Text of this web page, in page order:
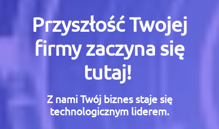
Przyszłość Twojej
firmy zaczyna się
tutaj!
Z nami Twój biznes staje się
technologicznym liderem.